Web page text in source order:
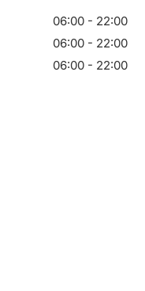
06:00 - 22:00
06:00 - 22:00
06:00 - 22:00